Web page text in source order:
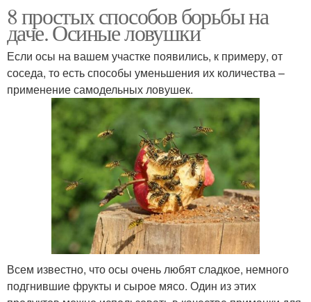
8 простых способов борьбы на
даче. Осиные ловушки
Если осы на вашем участке появились, к примеру, от
соседа, то есть способы уменьшения их количества –
применение самодельных ловушек.
Всем известно, что осы очень любят сладкое, немного
подгнившие фрукты и сырое мясо. Один из этих